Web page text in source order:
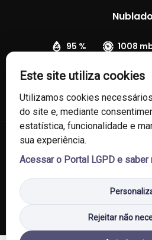
Nublado
95 % 1008
direitos
Política de Privacidade Política de
Este site utiliza cookies
Utilizamos cookies
do site e, mediante
estatística, funcionalidade e
sua experiência.
Acessar o Portal LGPD e saber
Rejeitar não